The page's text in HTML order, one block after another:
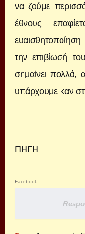
να ζούμε
έθνους
την επιβίωσή
σημαίνει πολλά,
υπάρχουμε καν
ΠΗΓΗ
Facebook